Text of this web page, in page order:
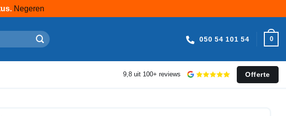
Negeren
050 54 101 54 0
9,8 uit 100+ reviews Offerte